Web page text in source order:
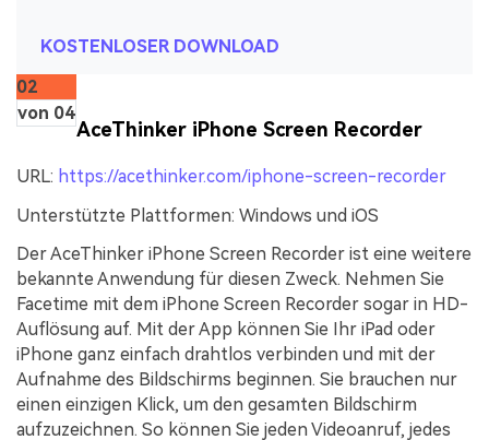
KOSTENLOSER DOWNLOAD
02
von 04
AceThinker iPhone Screen Recorder
URL: https://acethinker.com/iphone-screen-recorder
Unterstützte Plattformen: Windows und iOS
Der AceThinker iPhone Screen Recorder ist eine weitere
bekannte Anwendung für diesen Zweck. Nehmen Sie
Facetime mit dem iPhone Screen Recorder sogar in HD-
Auflösung auf. Mit der App können Sie Ihr iPad oder
iPhone ganz einfach drahtlos verbinden und mit der
Aufnahme des Bildschirms beginnen. Sie brauchen nur
einen einzigen Klick, um den gesamten Bildschirm
aufzuzeichnen. So können Sie jeden Videoanruf, jedes